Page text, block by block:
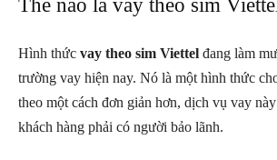
Thế nào là vay theo sim
Hình thức vay theo sim Viettel đang làm
trường vay hiện nay. Nó là một hình thức
theo một cách đơn giản hơn, dịch vụ vay
khách hàng phải có người bảo lãnh.